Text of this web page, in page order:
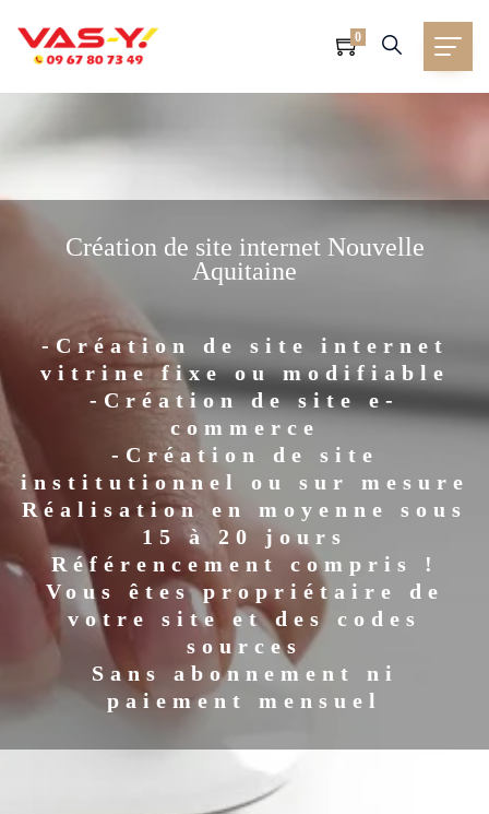
0
Création de site internet Nouvelle
Aquitaine
-Création de site internet
vitrine fixe ou modifiable
-Création de site e-
commerce
-Création de site
institutionnel ou sur mesure
Réalisation en moyenne sous
15 à 20 jours
Référencement compris !
Vous êtes propriétaire de
votre site et des codes
sources
Sans abonnement ni
paiement mensuel